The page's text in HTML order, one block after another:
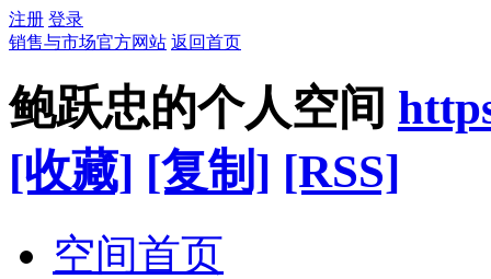
注册 登录
销售与市场官方网站 返回首页
鲍跃忠的个人空间
[收藏] [复制] [RSS]
空间首页